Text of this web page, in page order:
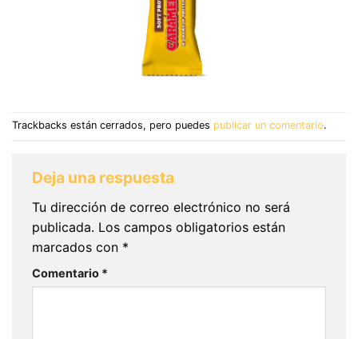
Trackbacks están cerrados, pero puedes publicar un comentario.
Deja una respuesta
Tu dirección de correo electrónico no será
publicada. Los campos obligatorios están
marcados con *
Comentario *